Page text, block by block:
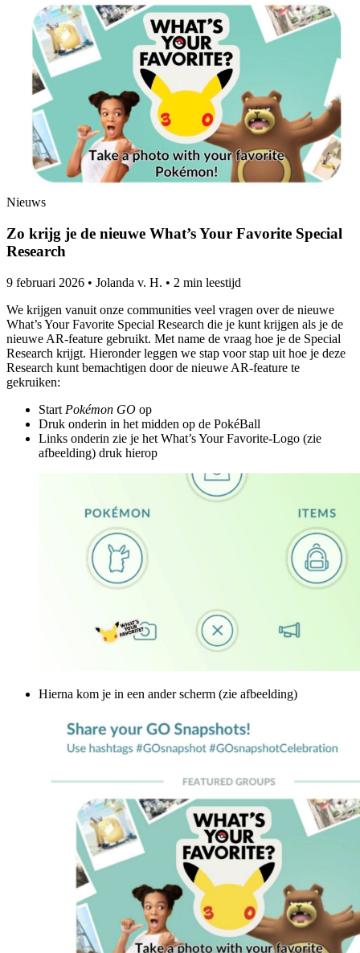
Nieuws
Zo krijg je de nieuwe What’s Your Favorite Special
Research
9 februari 2026 • Jolanda v. H. • 2 min leestijd
We krijgen vanuit onze communities veel vragen over de nieuwe
What’s Your Favorite Special Research die je kunt krijgen als je de
nieuwe AR-feature gebruikt. Met name de vraag hoe je de Special
Research krijgt. Hieronder leggen we stap voor stap uit hoe je deze
Research kunt bemachtigen door de nieuwe AR-feature te
gekruiken:
Start Pokémon GO op
Druk onderin in het midden op de PokéBall
Links onderin zie je het What’s Your Favorite-Logo (zie
afbeelding) druk hierop
Hierna kom je in een ander scherm (zie afbeelding)